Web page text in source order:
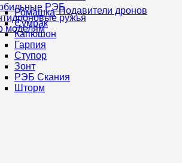
Подавители дронов
РЭБ
ружья
моделям
Ромашка
Сумрак
Капюшон
Гарпия
Ступор
Зонт
РЭБ Скания
Шторм